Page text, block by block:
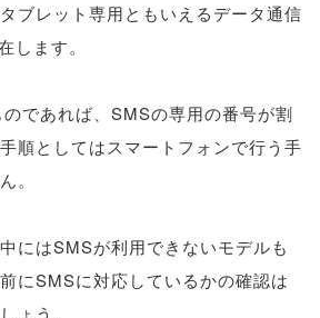
ブレット専用ともいえるデータ通信
します。
であれば、SMSの専用の番号が割
順としてはスマートフォンで行う手
。
にはSMSが利用できないモデルも
にSMSに対応しているかの確認は
ょう。